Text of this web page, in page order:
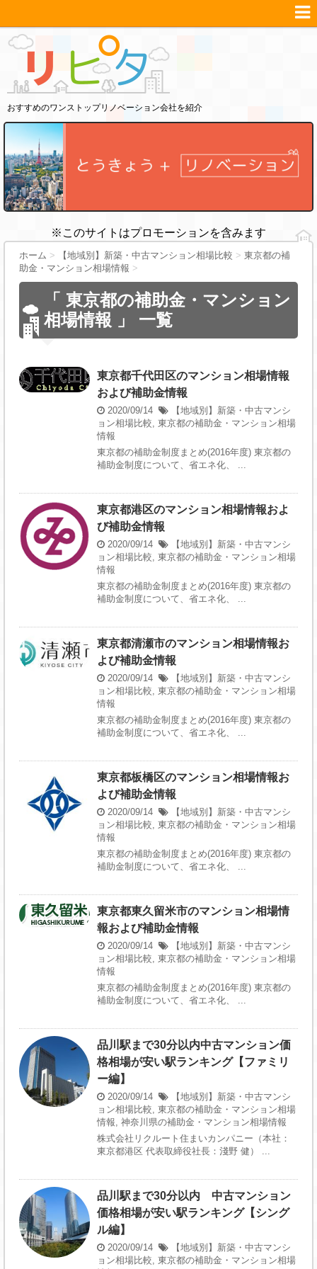
おすすめのワンストップリノベーション会社を紹介
※このサイトはプロモーションを含みます
ホーム > 【地域別】新築・中古マンション相場比較 > 東京都の補
助金・マンション相場情報 >
「 東京都の補助金・マンション
相場情報 」 一覧
東京都千代田区のマンション相場情報
および補助金情報
2020/09/14
【地域別】新築・中古マンシ
ョン相場比較 東京都の補助金・マンション相場
情報
東京都の補助金制度まとめ(2016年度) 東京都の
補助金制度について、省エネ化、 ...
東京都港区のマンション相場情報およ
び補助金情報
2020/09/14
【地域別】新築・中古マンシ
ョン相場比較 東京都の補助金・マンション相場
情報
東京都の補助金制度まとめ(2016年度) 東京都の
補助金制度について、省エネ化、 ...
東京都清瀬市のマンション相場情報お
よび補助金情報
2020/09/14
【地域別】新築・中古マンシ
ョン相場比較 東京都の補助金・マンション相場
情報
東京都の補助金制度まとめ(2016年度) 東京都の
補助金制度について、省エネ化、 ...
東京都板橋区のマンション相場情報お
よび補助金情報
2020/09/14
【地域別】新築・中古マンシ
ョン相場比較 東京都の補助金・マンション相場
情報
東京都の補助金制度まとめ(2016年度) 東京都の
補助金制度について、省エネ化、 ...
東京都東久留米市のマンション相場情
報および補助金情報
2020/09/14
【地域別】新築・中古マンシ
ョン相場比較 東京都の補助金・マンション相場
情報
東京都の補助金制度まとめ(2016年度) 東京都の
補助金制度について、省エネ化、 ...
品川駅まで30分以内中古マンション価
格相場が安い駅ランキング【ファミリ
ー編】
2020/09/14
【地域別】新築・中古マンシ
ョン相場比較 東京都の補助金・マンション相場
情報 神奈川県の補助金・マンション相場情報
株式会社リクルート住まいカンパニー（本社：
東京都港区 代表取締役社長：淺野 健） ...
品川駅まで30分以内 中古マンション
価格相場が安い駅ランキング【シング
ル編】
2020/09/14
【地域別】新築・中古マンシ
ョン相場比較 東京都の補助金・マンション相場